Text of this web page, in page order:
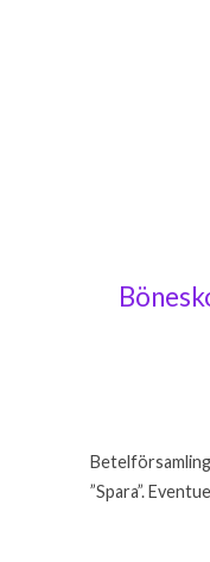
”Spara”.